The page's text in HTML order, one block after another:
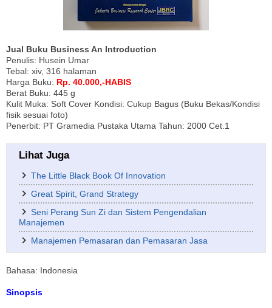
Jual Buku Business An Introduction
Penulis: Husein Umar
Tebal: xiv, 316 halaman
Harga Buku: Rp. 40.000,-HABIS
Berat Buku: 445 g
Kulit Muka: Soft Cover Kondisi: Cukup Bagus (Buku Bekas/Kondisi
fisik sesuai foto)
Penerbit: PT Gramedia Pustaka Utama Tahun: 2000 Cet.1
Lihat Juga
The Little Black Book Of Innovation
Great Spirit, Grand Strategy
Seni Perang Sun Zi dan Sistem Pengendalian
Manajemen
Manajemen Pemasaran dan Pemasaran Jasa
Bahasa: Indonesia
Sinopsis